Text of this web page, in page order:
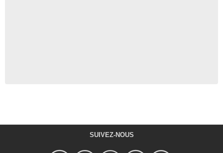
SUIVEZ-NOUS